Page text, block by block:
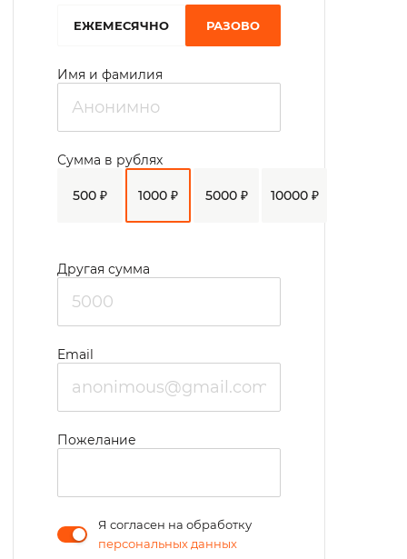
EЖЕМЕСЯЧНО РАЗОВО
Имя и фамилия
500 ₽ 1000 ₽ 5000 ₽ 10000 ₽
Сумма в рублях
Другая сумма
Email
Пожелание
Я согласен на обработку
персональных данных